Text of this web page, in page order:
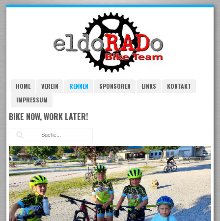
HOME VEREIN RENNEN SPONSOREN LINKS
KONTAKT
IMPRESSUM
BIKE NOW, WORK LATER!